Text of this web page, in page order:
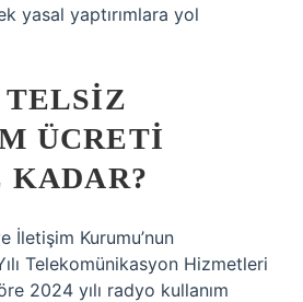
yasal yaptırımlara yol
ÜCRETI
KADAR?
İletişim Kurumu’nun
Telekomünikasyon Hizmetleri
2024 yılı radyo kullanım